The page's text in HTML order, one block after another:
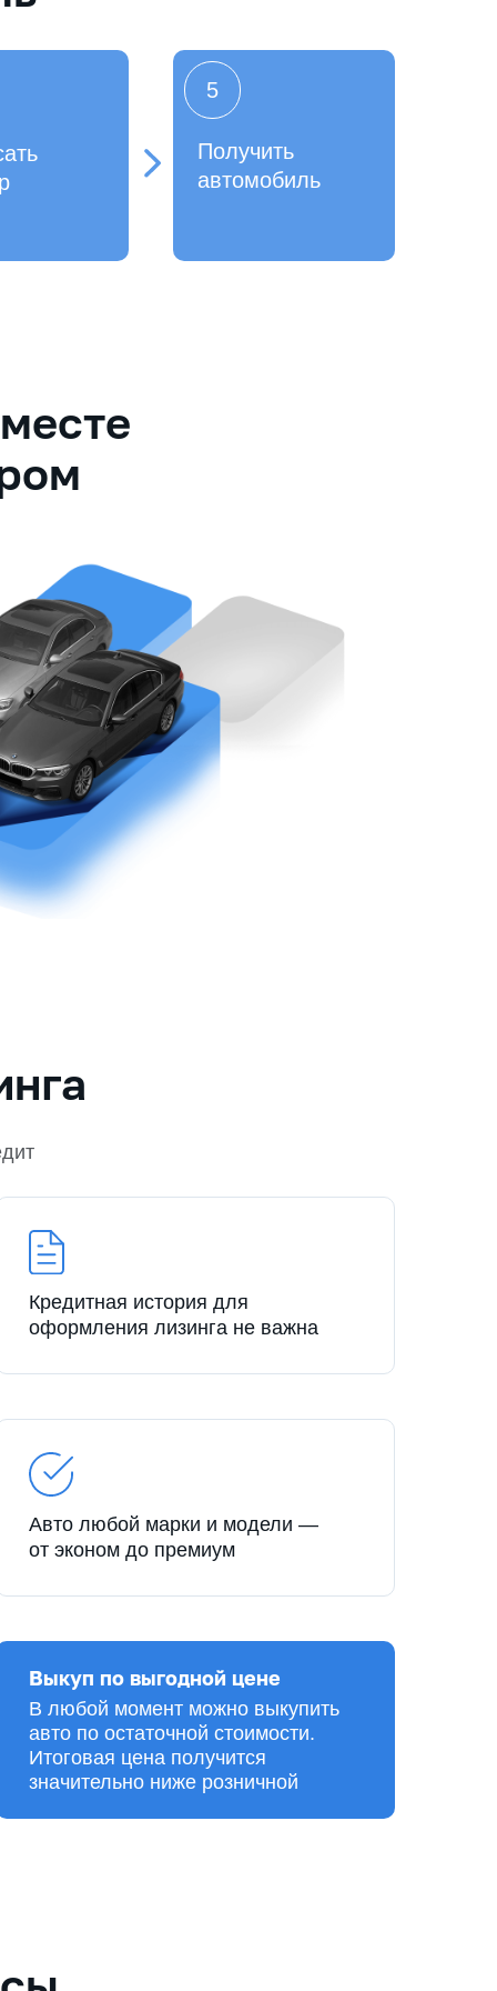
Получить
автомобиль
5
Кредитная история для
оформления лизинга не важна
Авто любой марки и модели —
от эконом до премиум
В любой момент можно выкупить
авто по остаточной стоимости.
Итоговая цена получится
значительно ниже розничной
Выкуп по выгодной цене